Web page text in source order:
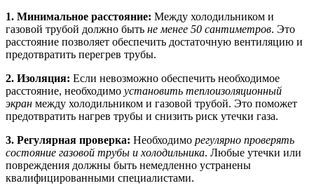
1. Минимальное расстояние: Между холодильником и
газовой трубой должно быть не менее 50 сантиметров. Это
расстояние позволяет обеспечить достаточную вентиляцию и
предотвратить перегрев трубы.
2. Изоляция: Если невозможно обеспечить необходимое
расстояние, необходимо установить теплоизоляционный
экран между холодильником и газовой трубой. Это поможет
предотвратить нагрев трубы и снизить риск утечки газа.
3. Регулярная проверка: Необходимо регулярно проверять
состояние газовой трубы и холодильника. Любые утечки или
повреждения должны быть немедленно устранены
квалифицированными специалистами.